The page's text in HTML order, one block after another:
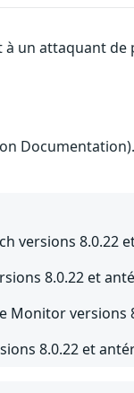
un attaquant
Documentation).
versions 8.0.22
8.0.22 et
Monitor versions
8.0.22 et